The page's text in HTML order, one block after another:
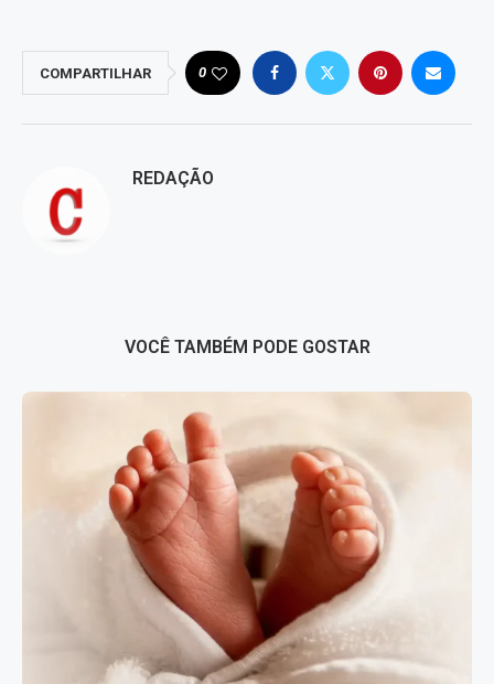
COMPARTILHAR 0
REDAÇÃO
VOCÊ TAMBÉM PODE GOSTAR